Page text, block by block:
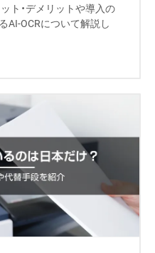
ト・デメリットや導入の
AI-OCRについて解説し